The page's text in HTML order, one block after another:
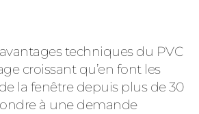
techniques du PVC
croissant qu’en font les
la fenêtre depuis plus de 30
à une demande